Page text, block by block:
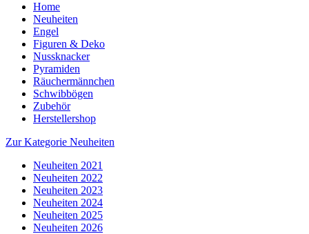
Home
Neuheiten
Engel
Figuren & Deko
Nussknacker
Pyramiden
Räuchermännchen
Schwibbögen
Zubehör
Herstellershop
Zur Kategorie Neuheiten
Neuheiten 2021
Neuheiten 2022
Neuheiten 2023
Neuheiten 2024
Neuheiten 2025
Neuheiten 2026